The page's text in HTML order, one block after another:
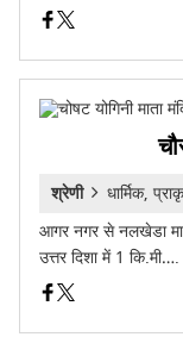
श्रेणी
धार्मिक,
आगर नगर से नलखेडा
उत्तर दिशा में 1 कि.मी….